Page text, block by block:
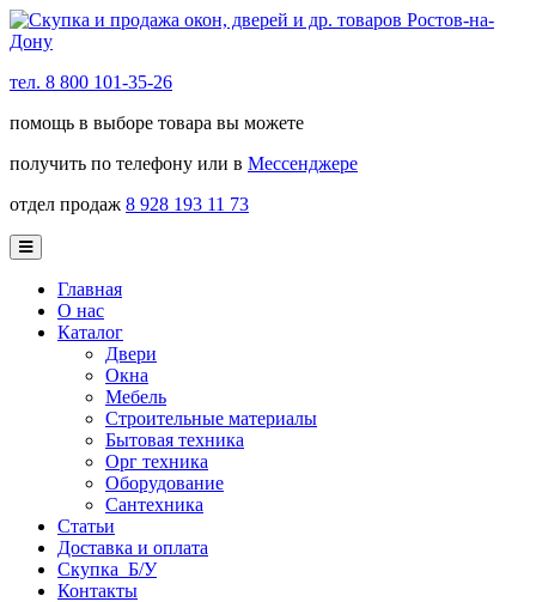
тел. 8 800 101-35-26
помощь в выборе товара вы можете
получить по телефону или в Мессенджере
отдел продаж 8 928 193 11 73
Главная
О нас
Каталог
Двери
Окна
Мебель
Строительные материалы
Бытовая техника
Орг техника
Оборудование
Сантехника
Статьи
Доставка и оплата
Скупка Б/У
Контакты